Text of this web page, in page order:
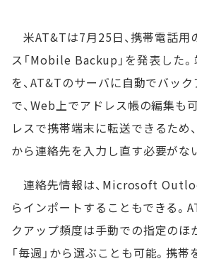
米AT&Tは7月25日、携帯電話用
ス「Mobile Backup」を発表した
を、AT&Tのサーバに自動でバッ
で、Web上でアドレス帳の編集も
レスで携帯端末に転送できるため
から連絡先を入力し直す必要がな
連絡先情報は、Microsoft
らインポートすることもできる。
クアップ頻度は手動での指定のほ
「毎週」から選ぶことも可能。携